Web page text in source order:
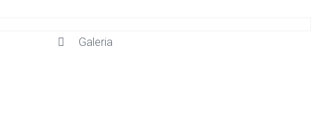
Galeria